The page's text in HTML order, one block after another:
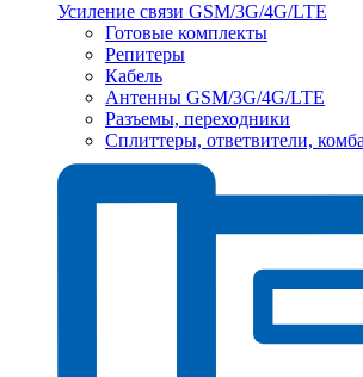
Усиление связи GSM/3G/4G/LTE
Готовые комплекты
Репитеры
Кабель
Антенны GSM/3G/4G/LTE
Разъемы, переходники
Сплиттеры, ответвители,